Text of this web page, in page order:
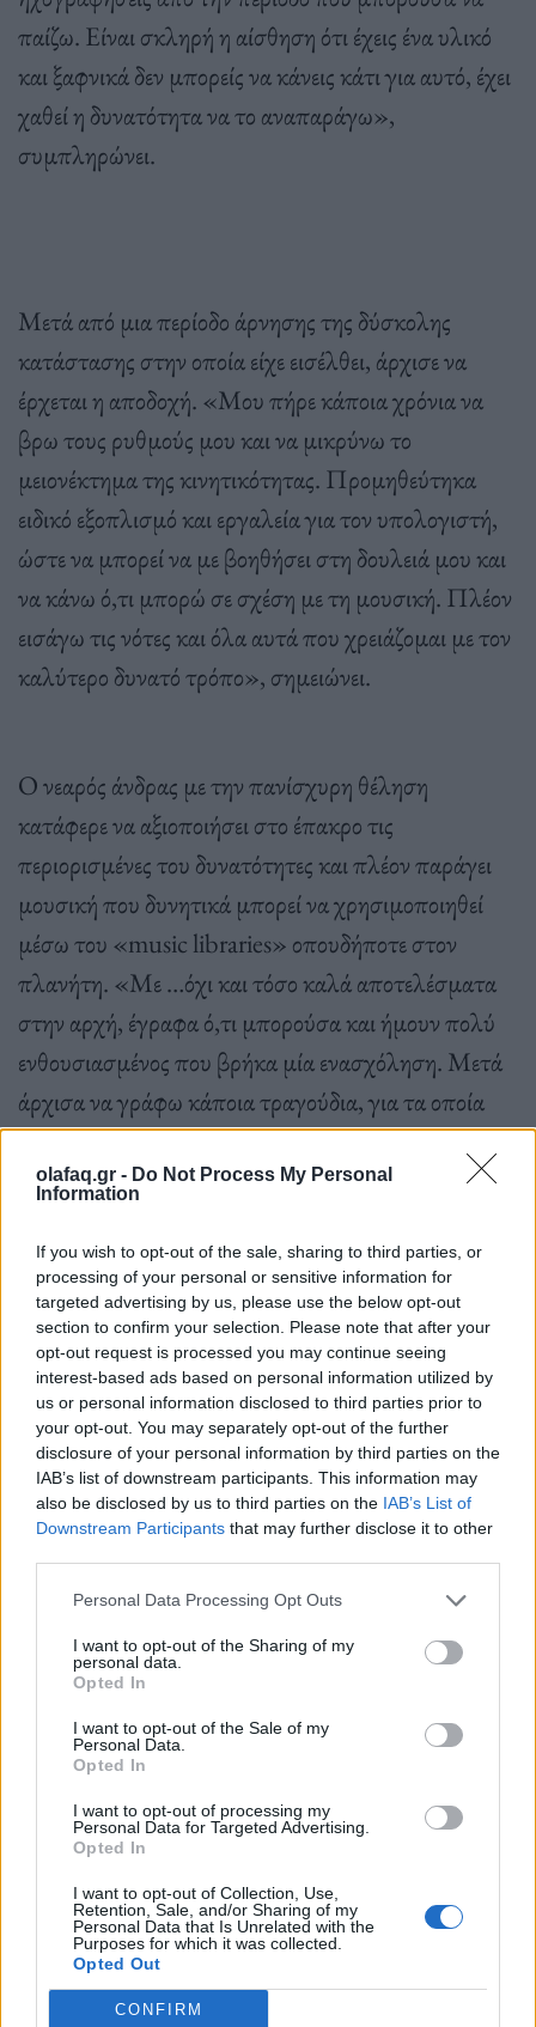
olafaq.gr - Do Not Process My Personal
Information
If you wish to opt-out of the sale, sharing to third parties, or
processing of your personal or sensitive information for
targeted advertising by us, please use the below opt-out
section to confirm your selection. Please note that after your
opt-out request is processed you may continue seeing
interest-based ads based on personal information utilized by
us or personal information disclosed to third parties prior to
your opt-out. You may separately opt-out of the further
disclosure of your personal information by third parties on the
IAB’s list of downstream participants. This information may
also be disclosed by us to third parties on the IAB’s List of
Downstream Participants that may further disclose it to other
Personal Data Processing Opt Outs
I want to opt-out of the Sharing of my
personal data.
Opted In
I want to opt-out of the Sale of my
Personal Data.
Opted In
I want to opt-out of processing my
Personal Data for Targeted Advertising.
Opted In
I want to opt-out of Collection, Use,
Retention, Sale, and/or Sharing of my
Personal Data that Is Unrelated with the
Purposes for which it was collected.
Opted Out
CONFIRM
παίζω. Είναι σκληρή η αίσθηση ότι έχεις ένα υλικό
και ξαφνικά δεν μπορείς να κάνεις κάτι για αυτό, έχει
χαθεί η δυνατότητα να το αναπαράγω»,
συμπληρώνει.
Μετά από μια περίοδο άρνησης της δύσκολης
κατάστασης στην οποία είχε εισέλθει, άρχισε να
έρχεται η αποδοχή. «Μου πήρε κάποια χρόνια να
βρω τους ρυθμούς μου και να μικρύνω το
μειονέκτημα της κινητικότητας. Προμηθεύτηκα
ειδικό εξοπλισμό και εργαλεία για τον υπολογιστή,
ώστε να μπορεί να με βοηθήσει στη δουλειά μου και
να κάνω ό,τι μπορώ σε σχέση με τη μουσική. Πλέον
εισάγω τις νότες και όλα αυτά που χρειάζομαι με τον
καλύτερο δυνατό τρόπο», σημειώνει.
Ο νεαρός άνδρας με την πανίσχυρη θέληση
κατάφερε να αξιοποιήσει στο έπακρο τις
περιορισμένες του δυνατότητες και πλέον παράγει
μουσική που δυνητικά μπορεί να χρησιμοποιηθεί
μέσω του «music libraries» οπουδήποτε στον
πλανήτη. «Με …όχι και τόσο καλά αποτελέσματα
στην αρχή, έγραφα ό,τι μπορούσα και ήμουν πολύ
ενθουσιασμένος που βρήκα μία ενασχόληση. Μετά
άρχισα να γράφω κάποια τραγούδια, για τα οποία
βρέθηκαν επαγγελματίες να τα ερμηνεύσουν κι αυτό
μου επιβεβαίωσε ότι είμαι στο σωστό δρόμο»,
συνέχεια δούλεψα πάνω στο όνειρό μου, που ήταν να
αρχίσω να γράφω κινηματογραφική μουσική.
Ωστόσο η τετραπληγία μου με κρατά
απομονωμένο, κάτι που δεν με βοηθά στις δημόσιες
σχέσεις που απαιτούνται για να προωθήσω τη
μουσική μου», συμπληρώνει και καταλήγει
λέγοντας ότι βρήκε το δρόμο του να γράφει μουσική
και να την δίνει σε εταιρείες που στη συνέχεια την
προωθούν για χρήση σε διαφήμιση σήριαλ ή
οπουδήποτε αλλού. «Συνειδητοποίησα ότι η
σύνθεση, μου προσφέρει μεγάλη ικανοποίηση. Είναι
μία διαφορετική προσέγγιση, πάνω στην οποία
δουλεύω καθημερινά και με τα χρόνια έγινα καλός σ’
αυτό», επισημαίνει, λέγοντας ότι μέσω αυτού του
τρόπου δέχεται την επιβεβαίωση ότι μπορεί να είναι
παραγωγικός και να είναι λειτουργική η μουσική
που γράφει.